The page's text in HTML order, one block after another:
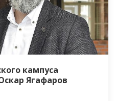
кампуса
Ягафаров